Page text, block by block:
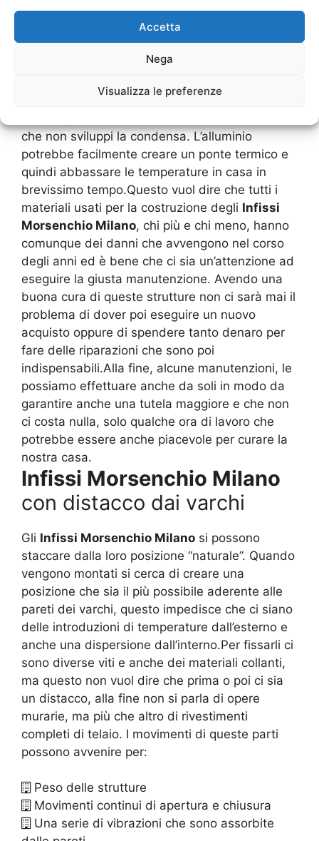
Accetta
Nega
Visualizza le preferenze
quindi abbia già un isolamento interno oppure
non si sia provveduto a fare un lavoro di
isolamento mentre veniva installato.Vero è che
proprio l’alluminio non soffre di usure da
umidità, come ad esempio la ruggine oppure di
ossidazione, ma è importante che ci sia
che non sviluppi la condensa. L’alluminio
potrebbe facilmente creare un ponte termico e
quindi abbassare le temperature in casa in
brevissimo tempo.Questo vuol dire che tutti i
materiali usati per la costruzione degli Infissi
Morsenchio Milano, chi più e chi meno, hanno
comunque dei danni che avvengono nel corso
degli anni ed è bene che ci sia un’attenzione ad
eseguire la giusta manutenzione. Avendo una
buona cura di queste strutture non ci sarà mai il
problema di dover poi eseguire un nuovo
acquisto oppure di spendere tanto denaro per
fare delle riparazioni che sono poi
indispensabili.Alla fine, alcune manutenzioni, le
possiamo effettuare anche da soli in modo da
garantire anche una tutela maggiore e che non
ci costa nulla, solo qualche ora di lavoro che
potrebbe essere anche piacevole per curare la
nostra casa.
Infissi Morsenchio Milano
con distacco dai varchi
Gli Infissi Morsenchio Milano si possono
staccare dalla loro posizione “naturale”. Quando
vengono montati si cerca di creare una
posizione che sia il più possibile aderente alle
pareti dei varchi, questo impedisce che ci siano
delle introduzioni di temperature dall’esterno e
anche una dispersione dall’interno.Per fissarli ci
sono diverse viti e anche dei materiali collanti,
ma questo non vuol dire che prima o poi ci sia
un distacco, alla fine non si parla di opere
murarie, ma più che altro di rivestimenti
completi di telaio. I movimenti di queste parti
possono avvenire per:
Peso delle strutture
Movimenti continui di apertura e chiusura
Una serie di vibrazioni che sono assorbite